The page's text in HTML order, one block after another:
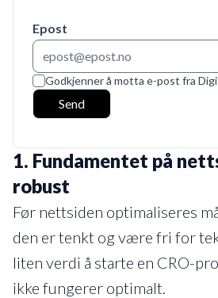
Epost
Godkjenner å motta e-post fra
Send
1. Fundamentet på
robust
Før nettsiden optimaliseres
den er tenkt og være fri for
liten verdi å starte en CRO-
ikke fungerer optimalt.